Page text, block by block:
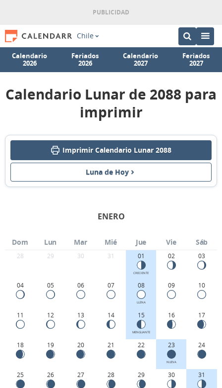
Chile
Calendario
2026
Feriados
2026
Calendario
2027
Feriados
2027
Calendario Lunar de 2088 para
imprimir
Imprimir Calendario Lunar 2088
Luna de Hoy
ENERO
Dom Lun Mar Mié Jue Vie Sáb
28 29 30 31 01
CRECIENTE
02 03
04 05 06 07 08
LLENA
09 10
11 12 13 14 15
MENGUANTE
16 17
18 19 20 21 22 23
NUEVA
24
25 26 27 28 29 30 31